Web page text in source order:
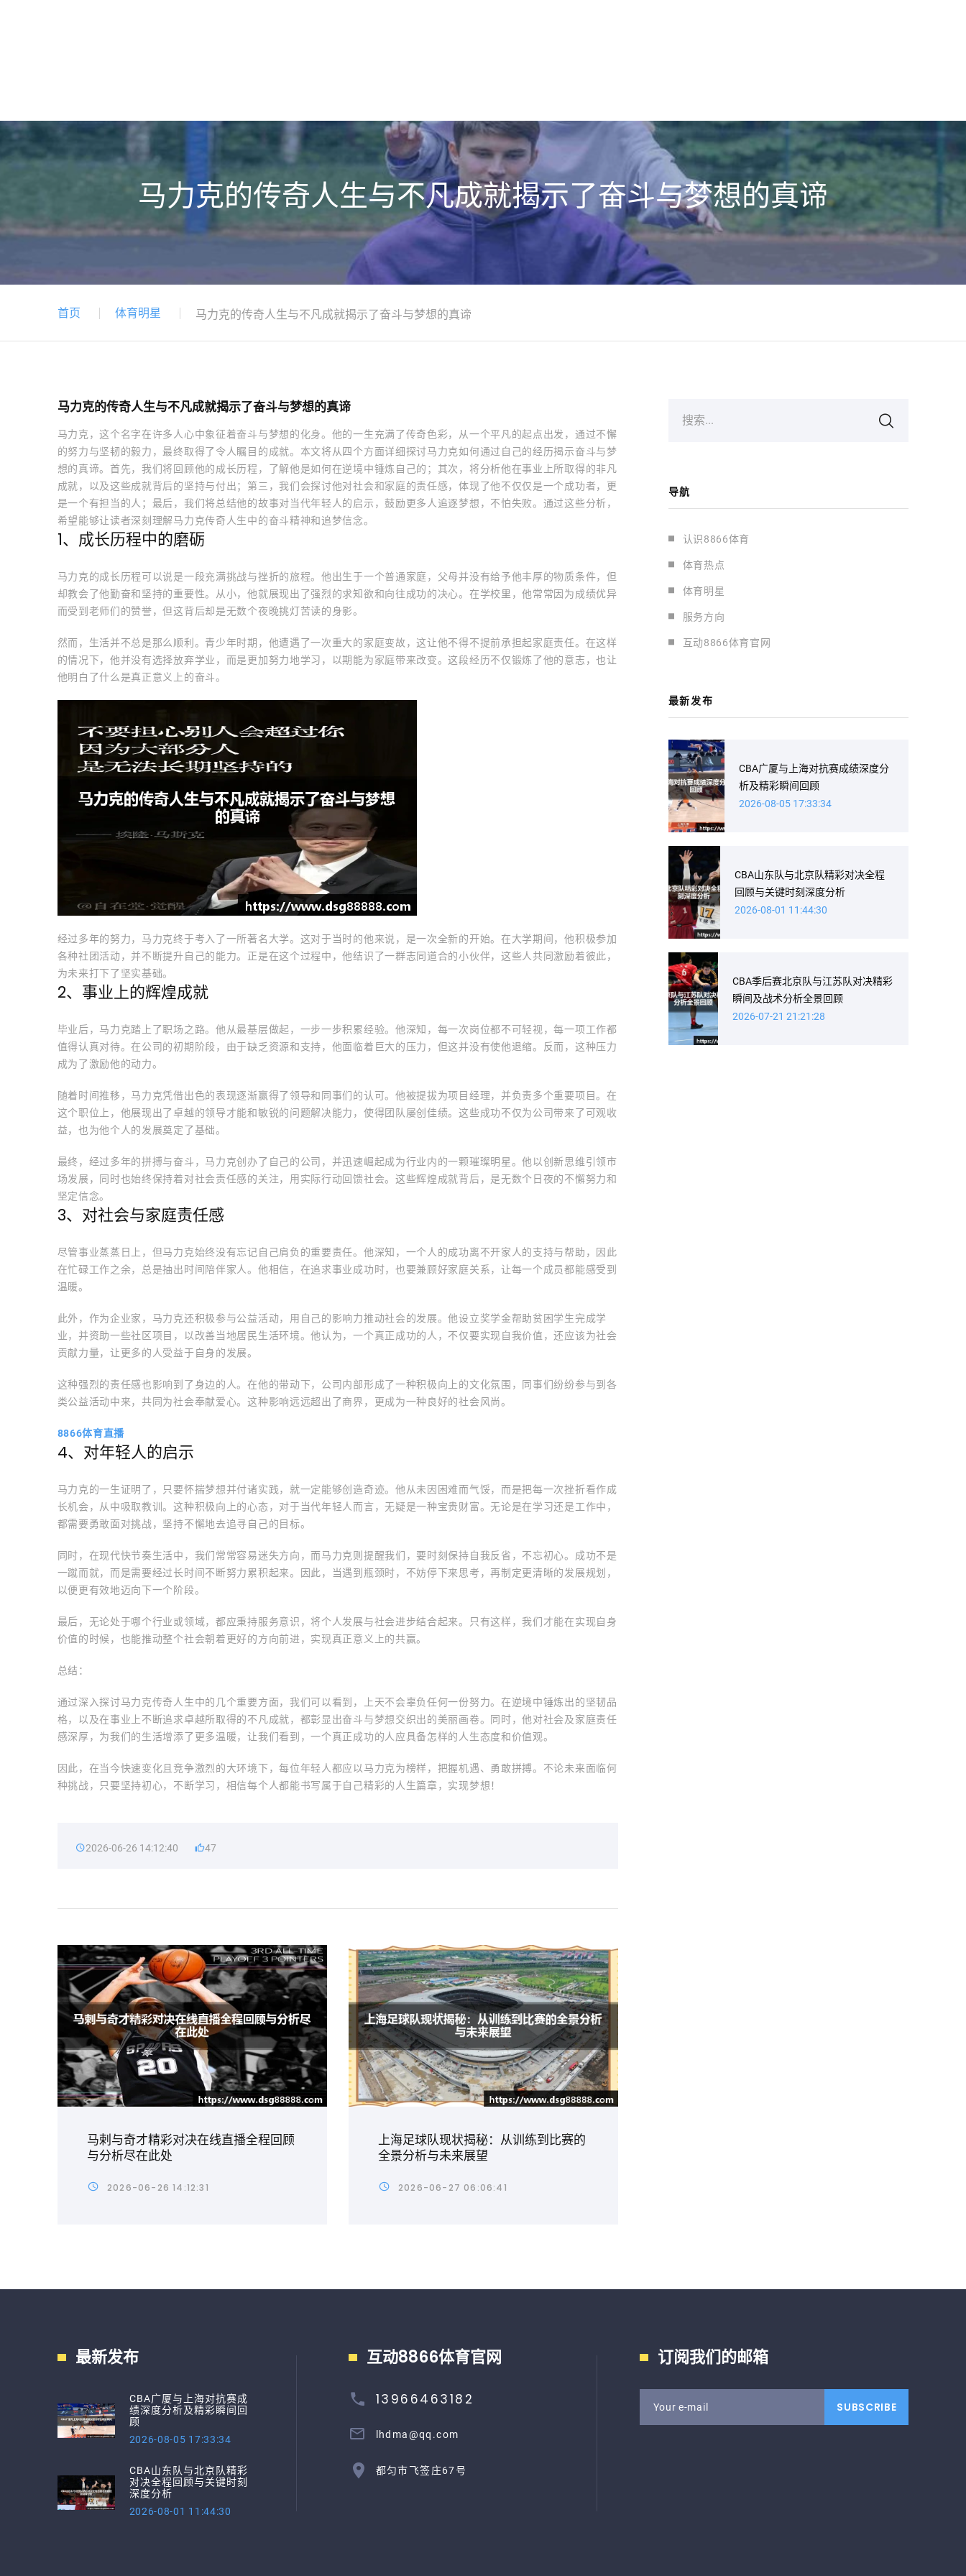
马力克的传奇人生与不凡成就揭示了奋斗与梦想的真谛
首页 体育明星 马力克的传奇人生与不凡成就揭示了奋斗与梦想的真谛
马力克的传奇人生与不凡成就揭示了奋斗与梦想的真谛
马力克，这个名字在许多人心中象征着奋斗与梦想的化身。他的一生充满了传奇色彩，从一个平凡的起点出发，通过不懈
的努力与坚韧的毅力，最终取得了令人瞩目的成就。本文将从四个方面详细探讨马力克如何通过自己的经历揭示奋斗与梦
想的真谛。首先，我们将回顾他的成长历程，了解他是如何在逆境中锤炼自己的；其次，将分析他在事业上所取得的非凡
成就，以及这些成就背后的坚持与付出；第三，我们会探讨他对社会和家庭的责任感，体现了他不仅仅是一个成功者，更
是一个有担当的人；最后，我们将总结他的故事对当代年轻人的启示，鼓励更多人追逐梦想，不怕失败。通过这些分析，
希望能够让读者深刻理解马力克传奇人生中的奋斗精神和追梦信念。
1、成长历程中的磨砺
马力克的成长历程可以说是一段充满挑战与挫折的旅程。他出生于一个普通家庭，父母并没有给予他丰厚的物质条件，但
却教会了他勤奋和坚持的重要性。从小，他就展现出了强烈的求知欲和向往成功的决心。在学校里，他常常因为成绩优异
而受到老师们的赞誉，但这背后却是无数个夜晚挑灯苦读的身影。
然而，生活并不总是那么顺利。青少年时期，他遭遇了一次重大的家庭变故，这让他不得不提前承担起家庭责任。在这样
的情况下，他并没有选择放弃学业，而是更加努力地学习，以期能为家庭带来改变。这段经历不仅锻炼了他的意志，也让
他明白了什么是真正意义上的奋斗。
经过多年的努力，马力克终于考入了一所著名大学。这对于当时的他来说，是一次全新的开始。在大学期间，他积极参加
各种社团活动，并不断提升自己的能力。正是在这个过程中，他结识了一群志同道合的小伙伴，这些人共同激励着彼此，
为未来打下了坚实基础。
2、事业上的辉煌成就
毕业后，马力克踏上了职场之路。他从最基层做起，一步一步积累经验。他深知，每一次岗位都不可轻视，每一项工作都
值得认真对待。在公司的初期阶段，由于缺乏资源和支持，他面临着巨大的压力，但这并没有使他退缩。反而，这种压力
成为了激励他的动力。
随着时间推移，马力克凭借出色的表现逐渐赢得了领导和同事们的认可。他被提拔为项目经理，并负责多个重要项目。在
这个职位上，他展现出了卓越的领导才能和敏锐的问题解决能力，使得团队屡创佳绩。这些成功不仅为公司带来了可观收
益，也为他个人的发展奠定了基础。
最终，经过多年的拼搏与奋斗，马力克创办了自己的公司，并迅速崛起成为行业内的一颗璀璨明星。他以创新思维引领市
场发展，同时也始终保持着对社会责任感的关注，用实际行动回馈社会。这些辉煌成就背后，是无数个日夜的不懈努力和
坚定信念。
3、对社会与家庭责任感
尽管事业蒸蒸日上，但马力克始终没有忘记自己肩负的重要责任。他深知，一个人的成功离不开家人的支持与帮助，因此
在忙碌工作之余，总是抽出时间陪伴家人。他相信，在追求事业成功时，也要兼顾好家庭关系，让每一个成员都能感受到
温暖。
此外，作为企业家，马力克还积极参与公益活动，用自己的影响力推动社会的发展。他设立奖学金帮助贫困学生完成学
业，并资助一些社区项目，以改善当地居民生活环境。他认为，一个真正成功的人，不仅要实现自我价值，还应该为社会
贡献力量，让更多的人受益于自身的发展。
这种强烈的责任感也影响到了身边的人。在他的带动下，公司内部形成了一种积极向上的文化氛围，同事们纷纷参与到各
类公益活动中来，共同为社会奉献爱心。这种影响远远超出了商界，更成为一种良好的社会风尚。
8866体育直播
4、对年轻人的启示
马力克的一生证明了，只要怀揣梦想并付诸实践，就一定能够创造奇迹。他从未因困难而气馁，而是把每一次挫折看作成
长机会，从中吸取教训。这种积极向上的心态，对于当代年轻人而言，无疑是一种宝贵财富。无论是在学习还是工作中，
都需要勇敢面对挑战，坚持不懈地去追寻自己的目标。
同时，在现代快节奏生活中，我们常常容易迷失方向，而马力克则提醒我们，要时刻保持自我反省，不忘初心。成功不是
一蹴而就，而是需要经过长时间不断努力累积起来。因此，当遇到瓶颈时，不妨停下来思考，再制定更清晰的发展规划，
以便更有效地迈向下一个阶段。
最后，无论处于哪个行业或领域，都应秉持服务意识，将个人发展与社会进步结合起来。只有这样，我们才能在实现自身
价值的时候，也能推动整个社会朝着更好的方向前进，实现真正意义上的共赢。
总结：
通过深入探讨马力克传奇人生中的几个重要方面，我们可以看到，上天不会辜负任何一份努力。在逆境中锤炼出的坚韧品
格，以及在事业上不断追求卓越所取得的不凡成就，都彰显出奋斗与梦想交织出的美丽画卷。同时，他对社会及家庭责任
感深厚，为我们的生活增添了更多温暖，让我们看到，一个真正成功的人应具备怎样的人生态度和价值观。
因此，在当今快速变化且竞争激烈的大环境下，每位年轻人都应以马力克为榜样，把握机遇、勇敢拼搏。不论未来面临何
种挑战，只要坚持初心，不断学习，相信每个人都能书写属于自己精彩的人生篇章，实现梦想！
2026-06-26 14:12:40 47
马剌与奇才精彩对决在线直播全程回顾
与分析尽在此处
2026-06-26 14:12:31
上海足球队现状揭秘：从训练到比赛的
全景分析与未来展望
2026-06-27 06:06:41
搜索...
导航
认识8866体育
体育热点
体育明星
服务方向
互动8866体育官网
最新发布
CBA广厦与上海对抗赛成绩深度分
析及精彩瞬间回顾
2026-08-05 17:33:34
CBA山东队与北京队精彩对决全程
回顾与关键时刻深度分析
2026-08-01 11:44:30
CBA季后赛北京队与江苏队对决精彩
瞬间及战术分析全景回顾
2026-07-21 21:21:28
最新发布
CBA广厦与上海对抗赛成
绩深度分析及精彩瞬间回
顾
2026-08-05 17:33:34
CBA山东队与北京队精彩
对决全程回顾与关键时刻
深度分析
2026-08-01 11:44:30
互动8866体育官网
13966463182
lhdma@qq.com
都匀市飞签庄67号
订阅我们的邮箱
Your e-mail SUBSCRIBE